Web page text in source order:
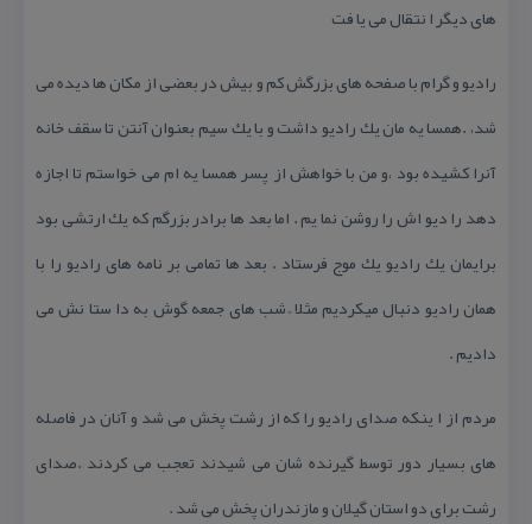
های دیگر ا نتقال می یا فت
رادیو و گرام با صفحه های بزرگش كم و بیش در بعضی از مكان ها دیده می
شد، .همسا یه مان یك رادیو داشت و با یك سیم بعنوان آنتن تا سقف خانه
آنرا كشیده بود ،و من با خواهش از پسر همسا یه ام می خواستم تا اجازه
دهد را دیو اش را روشن نما یم . اما بعد ها برادر بزرگم كه یك ارتشی بود
برایمان یك رادیو یك موج فرستاد . بعد ها تمامی بر نامه های رادیو را با
همان رادیو دنبال میكردیم مثلا ً شب های جمعه گوش به دا ستا نش می
دادیم .
مردم از ا ینكه صدای رادیو را كه از رشت پخش می شد و آنان در فاصله
های بسیار دور توسط گیرنده شان می شیدند تعجب می كردند .صدای
رشت برای دو استان گیلان و مازندران پخش می شد .